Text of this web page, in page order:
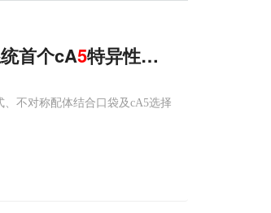
首个cA5特异性效应蛋白
不对称配体结合口袋及cA5选择